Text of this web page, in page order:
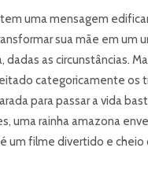
tem uma mensagem
sua mãe em um
dadas as circunstâncias.
categoricamente os
para passar a vida
uma rainha amazona
é um filme divertido e cheio